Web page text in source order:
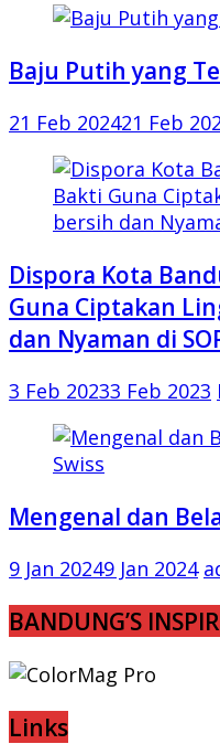
Baju Putih yang
21 Feb 202421 Feb
Dispora Kota
Guna Ciptakan
dan Nyaman di
3 Feb 20233 Feb 2023
Mengenal dan
9 Jan 20249 Jan 2024
BANDUNG’S
Links